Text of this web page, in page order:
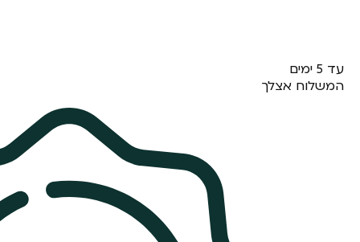
עד 5 ימים
המשלוח אצלך